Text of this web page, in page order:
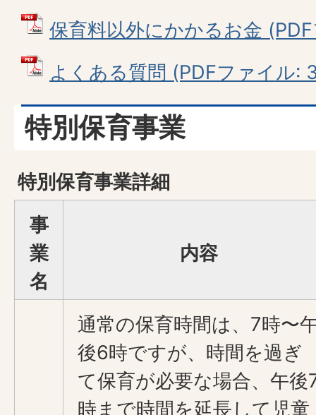
保育料以外にかかるお金
よくある質問 (PDFファイル:
特別保育事業
特別保育事業詳細
事
業
名
内容
通常の保育時間は、7時〜
後6時ですが、時間を過ぎ
て保育が必要な場合、午後
時まで時間を延長して児童